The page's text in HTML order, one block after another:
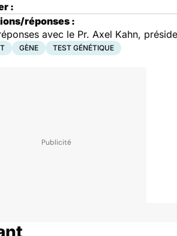
:
réponses :
avec le Pr. Axel Kahn,
GÈNE TEST GÉNÉTIQUE